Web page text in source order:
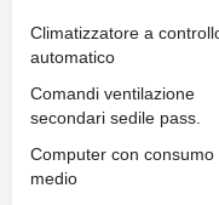
Climatizzatore a
automatico
Comandi ventilazione
secondari sedile pass.
Computer con consumo
medio